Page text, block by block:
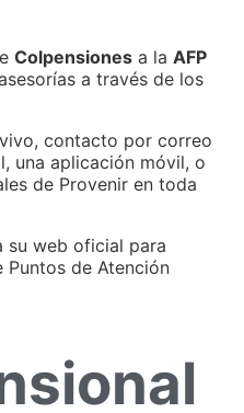
Colpensiones a la AFP
a través de los
contacto por correo
una aplicación móvil, o
de Provenir en toda
su web oficial para
de Atención